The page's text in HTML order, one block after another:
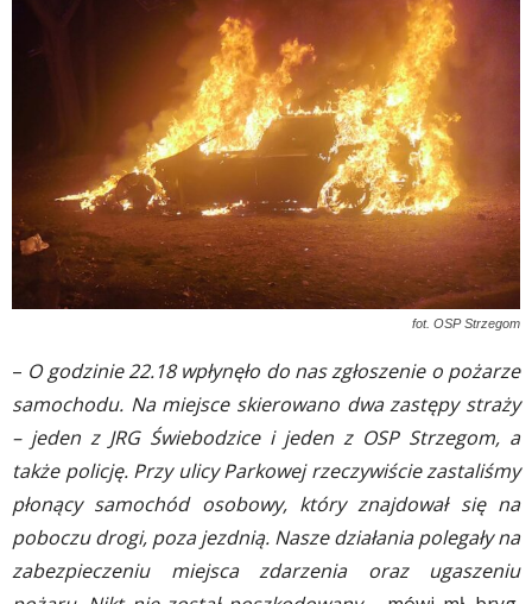
fot. OSP Strzegom
– O godzinie 22.18 wpłynęło do nas zgłoszenie o pożarze
samochodu. Na miejsce skierowano dwa zastępy straży
– jeden z JRG Świebodzice i jeden z OSP Strzegom, a
także policję. Przy ulicy Parkowej rzeczywiście zastaliśmy
płonący samochód osobowy, który znajdował się na
poboczu drogi, poza jezdnią. Nasze działania polegały na
zabezpieczeniu miejsca zdarzenia oraz ugaszeniu